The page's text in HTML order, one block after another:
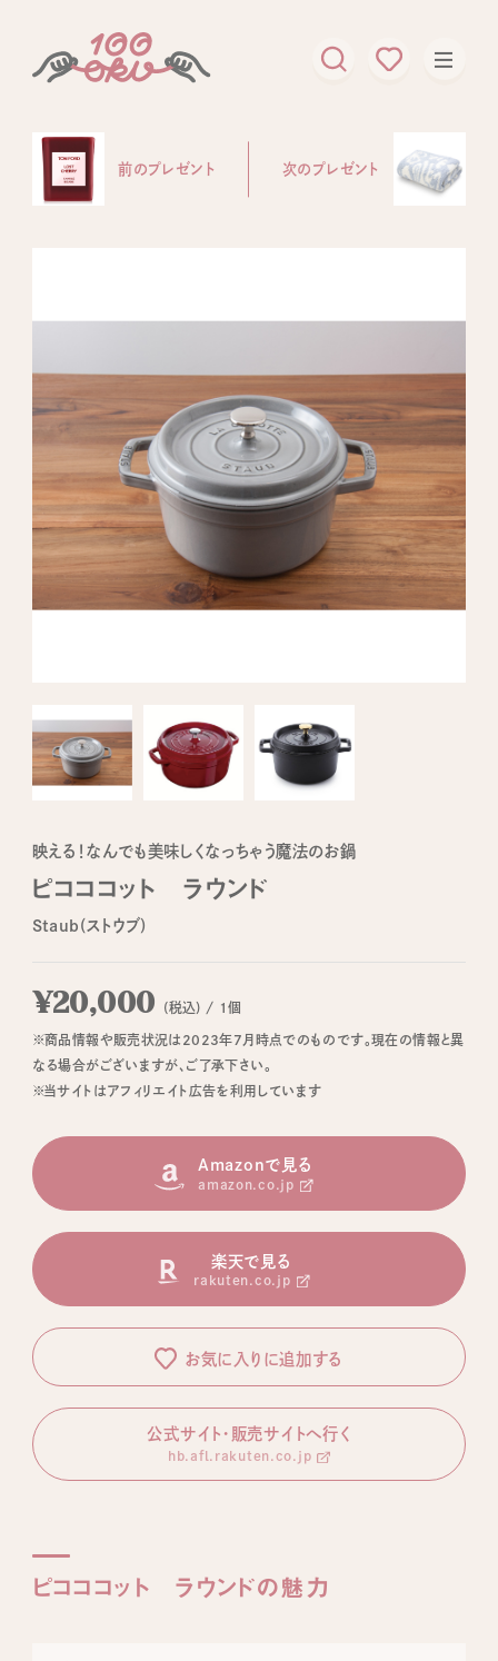
前のプレゼント 次のプレゼント
映える！なんでも美味しくなっちゃう魔法のお鍋
ピコココット ラウンド
Staub(ストウブ)
¥20,000 (税込) / 1個
※商品情報や販売状況は2023年7月時点でのものです。現在の情報と異
なる場合がございますが、ご了承下さい。
※当サイトはアフィリエイト広告を利用しています
Amazonで見る
amazon.co.jp
楽天で見る
rakuten.co.jp
お気に入りに追加する
公式サイト・販売サイトへ行く
hb.afl.rakuten.co.jp
ピコココット ラウンドの魅力